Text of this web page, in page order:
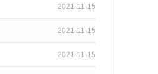
2021-11-15
2021-11-15
2021-11-15